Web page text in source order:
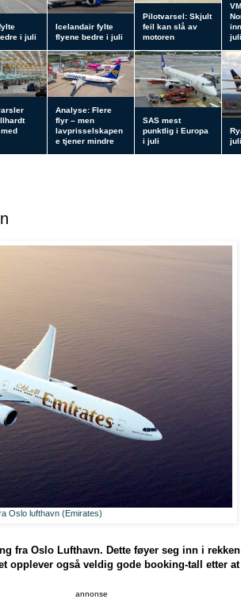
i juli
Icelandair fylte
flyene bedre i juli
Pilotvarsel: Skjult
feil kan slå av
motoren
juli
Analyse: Flere
flyr – men
lavprisselskapen
e tjener mindre
SAS mest
punktlig i Europa
i juli
Oslo lufthavn (Emirates)
fra Oslo Lufthavn. Dette føyer seg inn i
opplever også veldig gode booking-tall etter
annonse